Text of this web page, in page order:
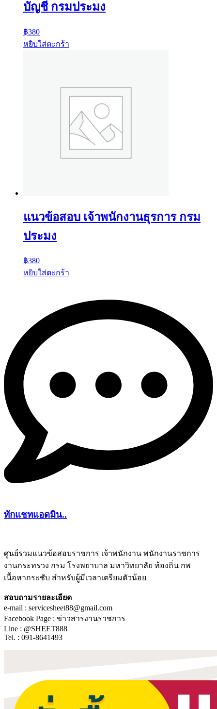
บัญชี กรมประมง
฿380
หยิบใส่ตะกร้า
แนวข้อสอบ เจ้าพนักงานธุรการ กรม
ประมง
฿380
หยิบใส่ตะกร้า
ทักแชทแอดมิน..
ศูนย์รวมแนวข้อสอบราชการ เจ้าพนักงาน พนักงานราชการ
งานกระทรวง กรม โรงพยาบาล มหาวิทยาลัย ท้องถิ่น กพ
เนื้อหากระชับ สำหรับผู้มีเวลาเตรียมตัวน้อย
สอบถามรายละเอียด
e-mail : servicesheet88@gmail.com
Facebook Page : ข่าวสารงานราชการ
Line : @SHEET888
Tel. : 091-8641493